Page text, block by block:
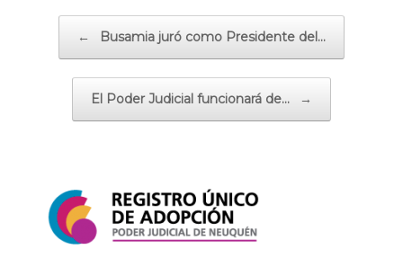
← Busamia juró como Presidente del…
El Poder Judicial funcionará de… →